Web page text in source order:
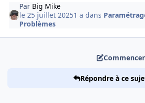
Par Big Mike
le 25 juillet 20251 a dans
Problèmes
Répondre à ce